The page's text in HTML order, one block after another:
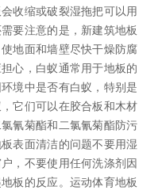
收缩或破裂湿拖把可以用
要注意的是，新建筑地板
地面和墙壁尽快干燥防腐
心，白蚁通常用于地板的
境中是否有白蚁，特别是
它们可以在胶合板和木材
氰菊酯和二氯氰菊酯防污
表面清洁的问题不要用湿
，不要使用任何洗涤剂因
板的反应。运动体育地板